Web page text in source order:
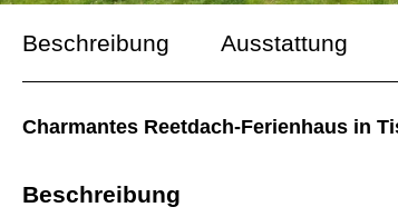
Beschreibung Ausstattung
Charmantes Reetdach-Ferienhaus in
Beschreibung